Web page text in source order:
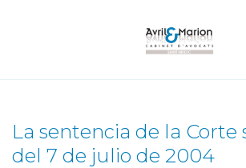
La sentencia de la Corte
del 7 de julio de 2004